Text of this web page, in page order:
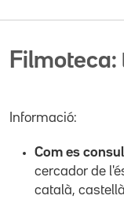
Filmoteca:
Informació:
Com es
cercador de
català,